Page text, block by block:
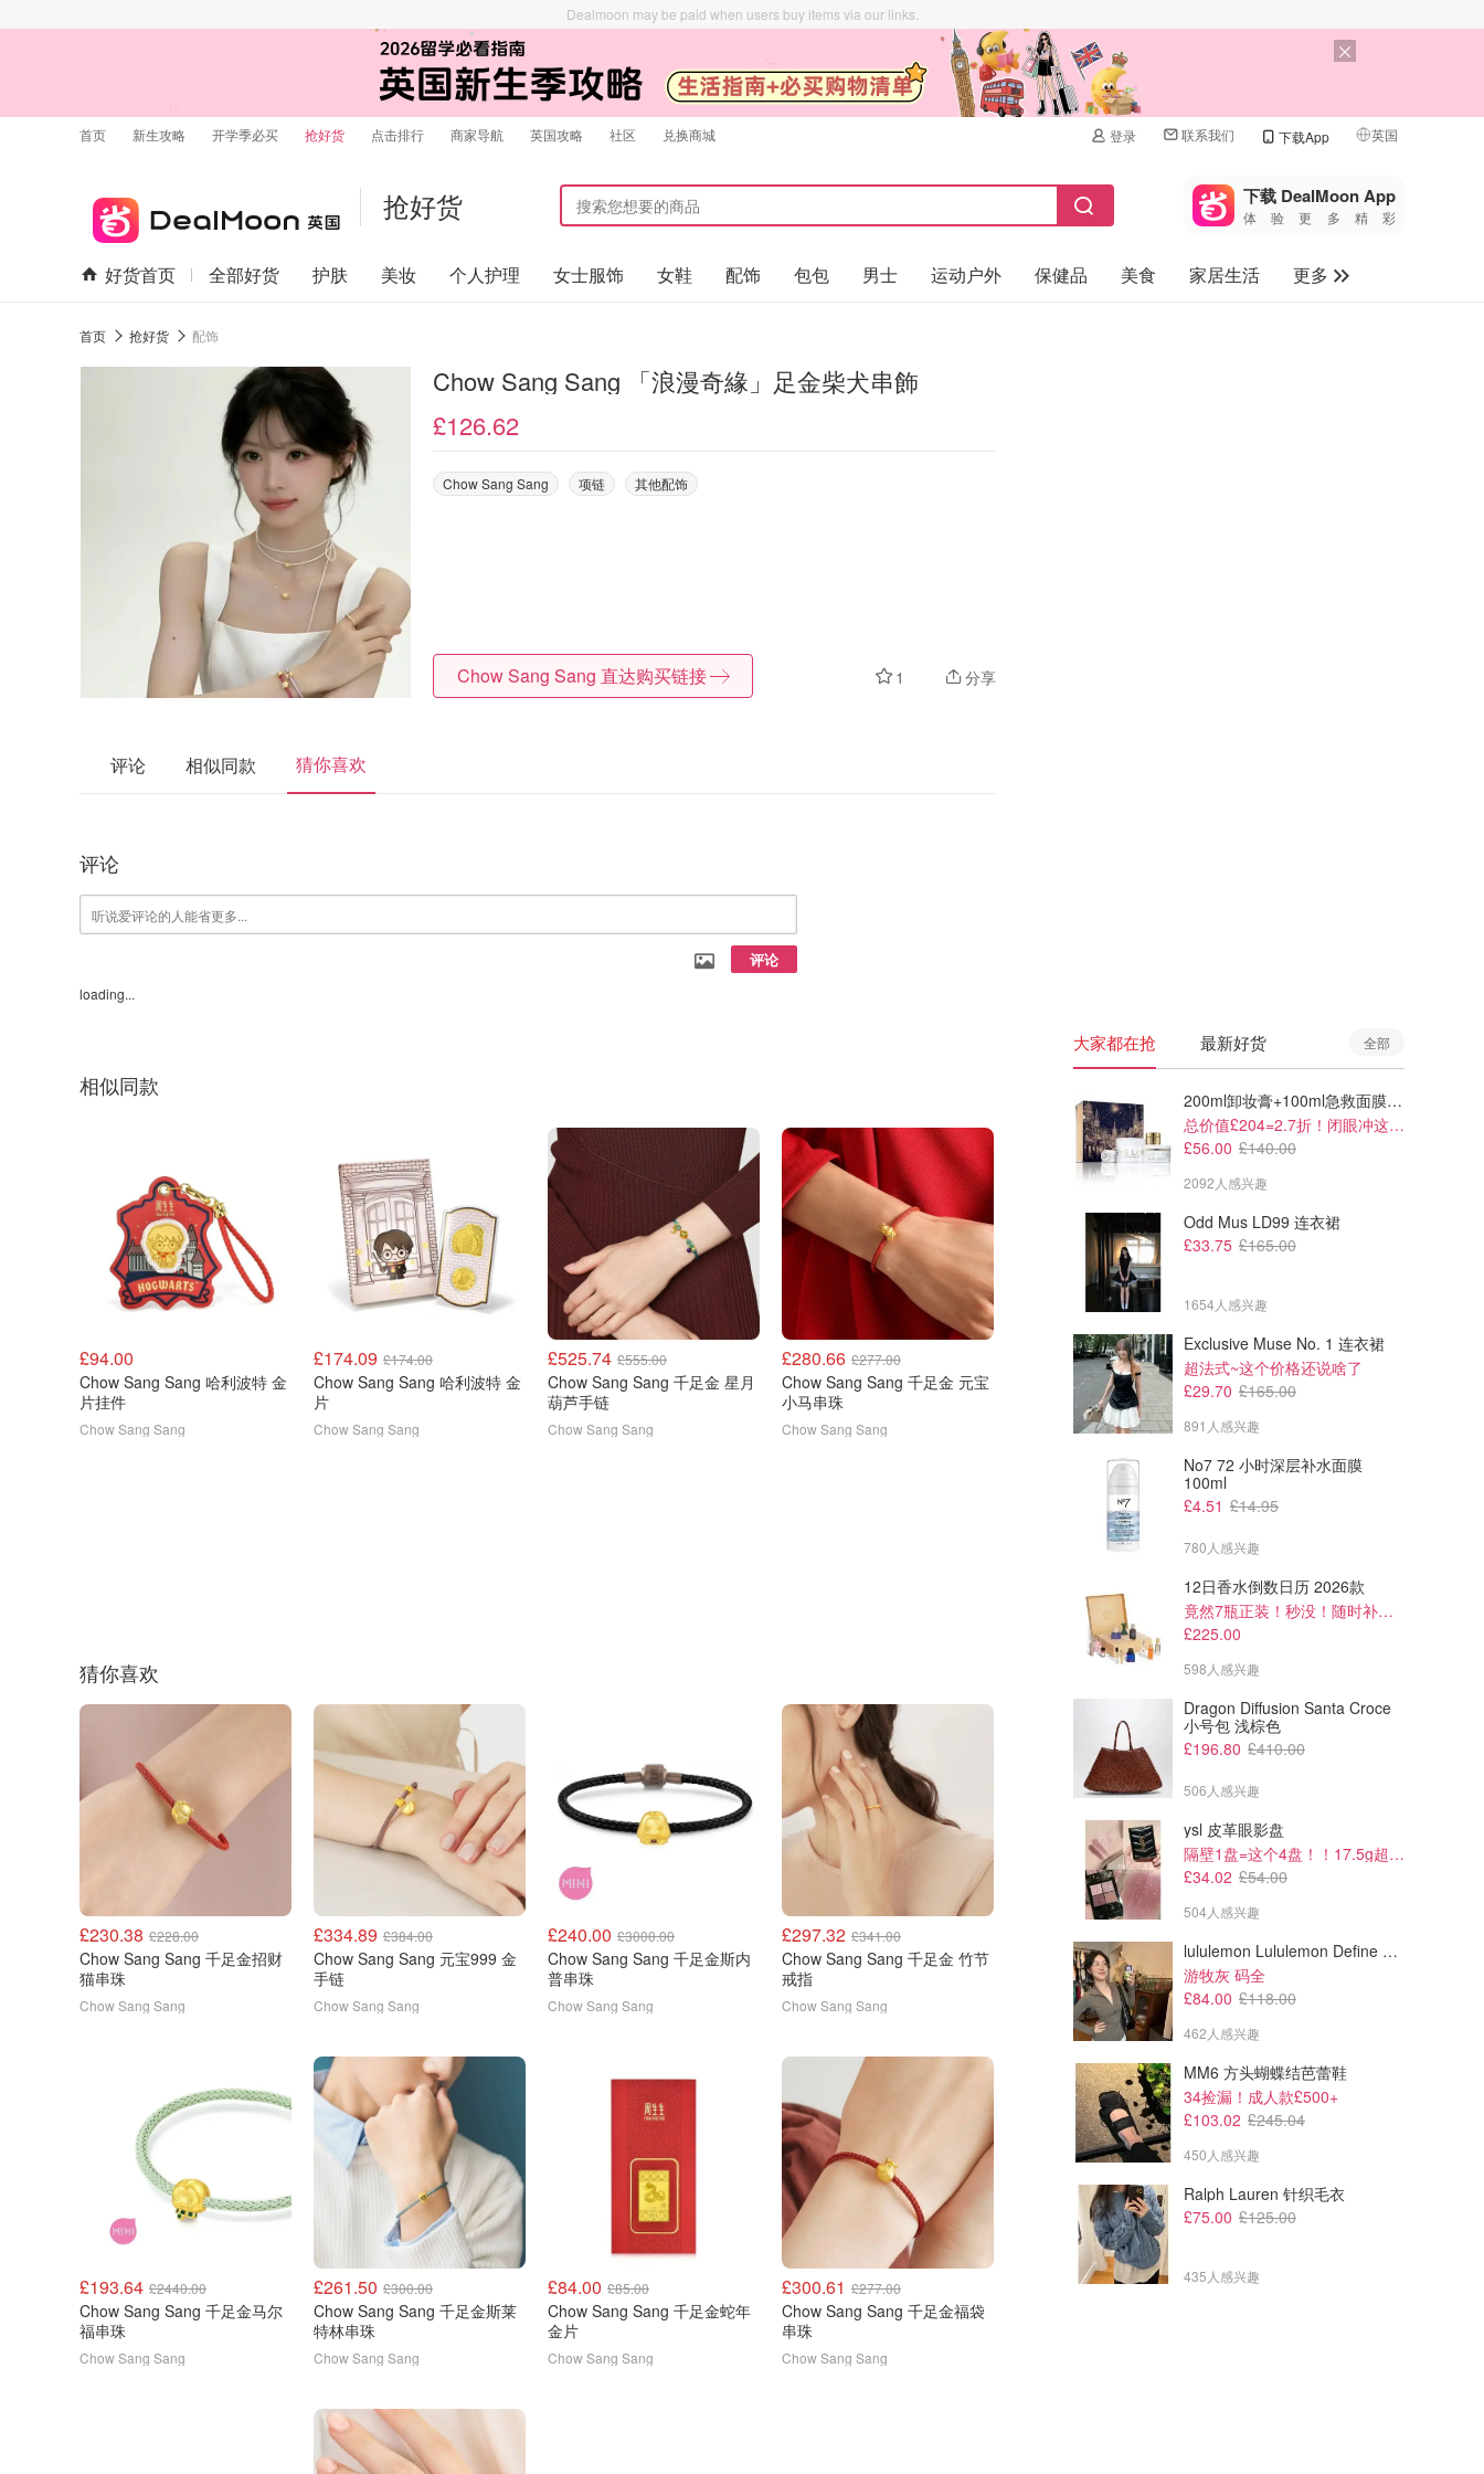
Dealmoon may be paid when users buy items via our links.
首页 新生攻略 开学季必买 抢好货 点击排行 商家导航 英国攻略 社区 兑换商城 登录 联系我们 下载App 英国
🇺🇸
🇨🇳 中国
🇨🇦加拿大
抢好货 下载 DealMoon App
体验更多精彩
好货首页 全部好货 护肤 美妆 个人护理 女士服饰 女鞋 配饰 包包 男士 运动户外 保健品 美食 家居生活
更多
首页 抢好货 配饰
Chow Sang Sang 「浪漫奇緣」足金柴犬串飾
£126.62
Chow Sang Sang 项链 其他配饰
1 分享
Chow Sang Sang 直达购买链接
评论 相似同款 猜你喜欢
评论
评论
loading...
相似同款
£94.00
Chow Sang Sang 哈利波特 金
片挂件
Chow Sang Sang
£174.09 £174.00
Chow Sang Sang 哈利波特 金
片
Chow Sang Sang
£525.74 £555.00
Chow Sang Sang 千足金 星月
葫芦手链
Chow Sang Sang
£280.66 £277.00
Chow Sang Sang 千足金 元宝
小马串珠
Chow Sang Sang
£327.79 £323.00
Chow Sang Sang 千足金 马串
Chow Sang Sang
£202.63 £283.00
Chow Sang Sang 999 足金扭
结戒指
Chow Sang Sang
猜你喜欢
£230.38 £228.00
Chow Sang Sang 千足金招财
猫串珠
Chow Sang Sang
£334.89 £384.00
Chow Sang Sang 元宝999 金
手链
Chow Sang Sang
£240.00 £3000.00
Chow Sang Sang 千足金斯内
普串珠
Chow Sang Sang
£297.32 £341.00
Chow Sang Sang 千足金 竹节
戒指
Chow Sang Sang
£193.64 £2440.00
Chow Sang Sang 千足金马尔
福串珠
Chow Sang Sang
£261.50 £300.00
Chow Sang Sang 千足金斯莱
特林串珠
Chow Sang Sang
£84.00 £85.00
Chow Sang Sang 千足金蛇年
金片
Chow Sang Sang
£300.61 £277.00
Chow Sang Sang 千足金福袋
串珠
Chow Sang Sang
大家都在抢 最新好货 全部
200ml卸妆膏+100ml急救面膜+面霜+洁颜布
总价值£204=2.7折！闭眼冲这套！
£56.00 £140.00
2092人感兴趣
Odd Mus LD99 连衣裙
£33.75 £165.00
1654人感兴趣
Exclusive Muse No. 1 连衣裙
超法式~这个价格还说啥了
£29.70 £165.00
891人感兴趣
No7 72 小时深层补水面膜
100ml
£4.51 £14.95
780人感兴趣
12日香水倒数日历 2026款
竟然7瓶正装！秒没！随时补货蹲！！！
£225.00
598人感兴趣
Dragon Diffusion Santa Croce
小号包 浅棕色
£196.80 £410.00
506人感兴趣
ysl 皮革眼影盘
隔壁1盘=这个4盘！！17.5g超级大克重
£34.02 £54.00
504人感兴趣
lululemon Lululemon Define Cropped Nulu 短夹克
游牧灰 码全
£84.00 £118.00
462人感兴趣
MM6 方头蝴蝶结芭蕾鞋
34捡漏！成人款£500+
£103.02 £245.04
450人感兴趣
Ralph Lauren 针织毛衣
£75.00 £125.00
435人感兴趣